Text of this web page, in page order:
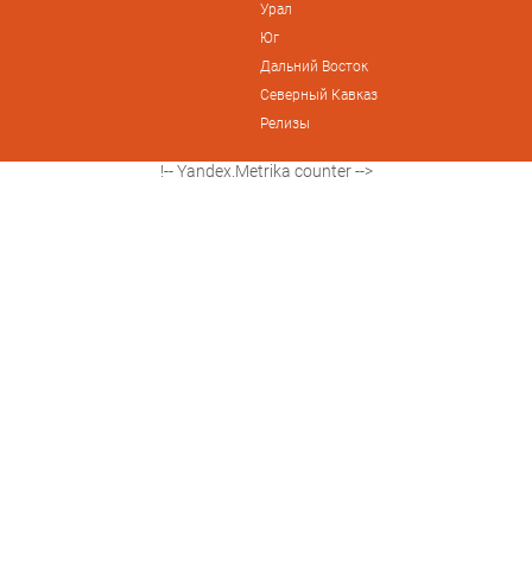
Урал
Юг
Дальний Восток
Северный Кавказ
Релизы
!-- Yandex.Metrika counter -->